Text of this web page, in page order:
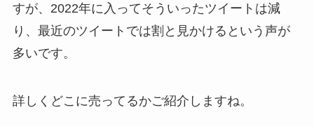
すが、2022年に入ってそういったツイートは減
り、最近のツイートでは割と見かけるという声が
多いです。
詳しくどこに売ってるかご紹介しますね。